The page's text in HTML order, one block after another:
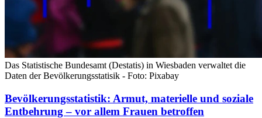
Das Statistische Bundesamt (Destatis) in Wiesbaden verwaltet die
Daten der Bevölkerungsstatisik - Foto: Pixabay
Bevölkerungsstatistik: Armut, materielle und soziale
Entbehrung – vor allem Frauen betroffen